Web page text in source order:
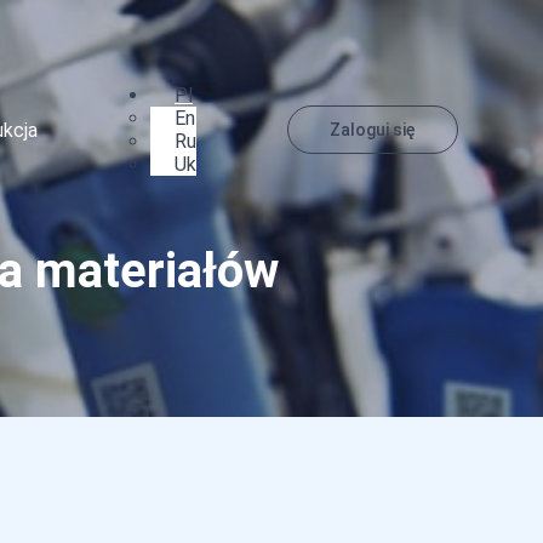
Pl
En
Ru
Uk
Zaloguj się
materiałów